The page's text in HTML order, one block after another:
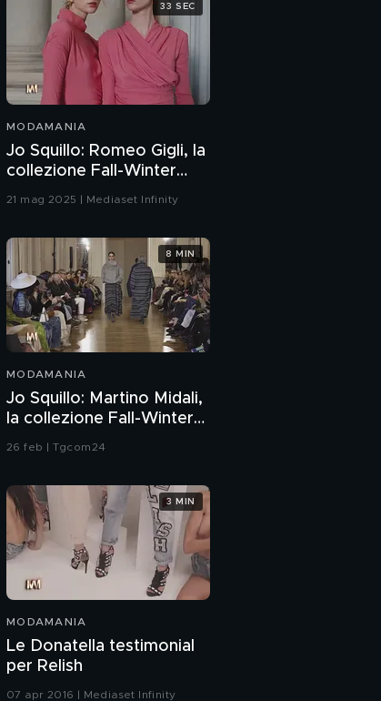
MODAMANIA
Jo Squillo: Romeo Gigli, la
collezione Fall-Winter
21 mag 2025 | Mediaset Infinity
33 SEC
MODAMANIA
Jo Squillo: Martino Midali,
la collezione Fall-Winter
2026/2027
26 feb | Tgcom24
8 MIN
MODAMANIA
Le Donatella testimonial
per Relish
07 apr 2016 | Mediaset Infinity
3 MIN